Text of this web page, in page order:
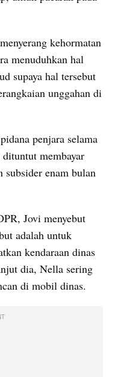
kehormatan
menuduhkan hal
supaya hal tersebut
unggahan di
penjara selama
membayar
subsider enam bulan
Jovi menyebut
adalah untuk
kendaraan dinas
dia, Nella sering
di mobil dinas.